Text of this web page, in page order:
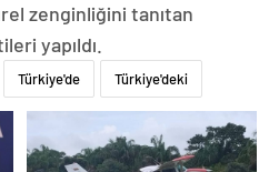
zenginliğini tanıtan
yapıldı.
Türkiye'de Türkiye'deki